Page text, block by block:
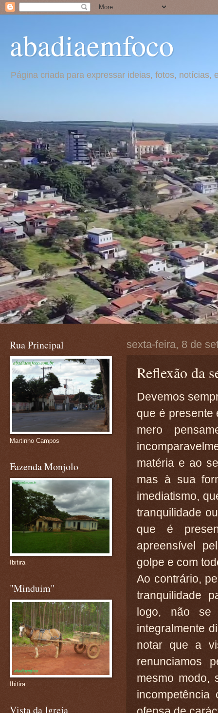
abadiaemfoco
Página criada para expressar ideias, fotos,
sexta-feira, 8 de
Reflexão da
Devemos
que é presente
mero
matéria e ao
mas à sua
imediatismo,
tranquilidade
que é
apreensível
golpe e com
Ao contrário,
tranquilidade
logo, não
integralmente
notar que a
renunciamos
mesmo modo,
incompetência
Rua Principal
Martinho Campos
Fazenda Monjolo
Ibitira
"Minduim"
Ibitira
Vista da Igreja